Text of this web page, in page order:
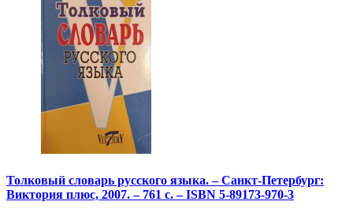
Толковый словарь русского языка. – Санкт-Петербург:
Виктория плюс, 2007. – 761 с. – ISBN 5-89173-970-3